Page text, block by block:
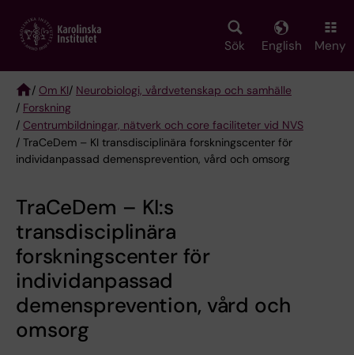
main
Sök English Meny
Breadcrumb
/ Om KI/ Neurobiologi, vårdvetenskap och samhälle
/ Forskning
/ Centrumbildningar, nätverk och core faciliteter vid NVS
/ TraCeDem – KI transdisciplinära forskningscenter för
individanpassad demensprevention, vård och omsorg
TraCeDem – KI:s
transdisciplinära
forskningscenter för
individanpassad
demensprevention, vård och
omsorg